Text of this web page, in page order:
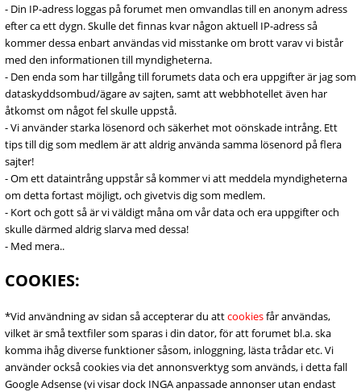
- Din IP-adress loggas på forumet men omvandlas till en anonym adress
efter ca ett dygn. Skulle det finnas kvar någon aktuell IP-adress så
kommer dessa enbart användas vid misstanke om brott varav vi bistår
med den informationen till myndigheterna.
- Den enda som har tillgång till forumets data och era uppgifter är jag som
dataskyddsombud/ägare av sajten, samt att webbhotellet även har
åtkomst om något fel skulle uppstå.
- Vi använder starka lösenord och säkerhet mot oönskade intrång. Ett
tips till dig som medlem är att aldrig använda samma lösenord på flera
sajter!
- Om ett dataintrång uppstår så kommer vi att meddela myndigheterna
om detta fortast möjligt, och givetvis dig som medlem.
- Kort och gott så är vi väldigt måna om vår data och era uppgifter och
skulle därmed aldrig slarva med dessa!
- Med mera..
COOKIES:
*Vid användning av sidan så accepterar du attcookiesfår användas,
vilket är små textfiler som sparas i din dator, för att forumet bl.a. ska
komma ihåg diverse funktioner såsom, inloggning, lästa trådar etc. Vi
använder också cookies via det annonsverktyg som används, i detta fall
Google Adsense (vi visar dock INGA anpassade annonser utan endast